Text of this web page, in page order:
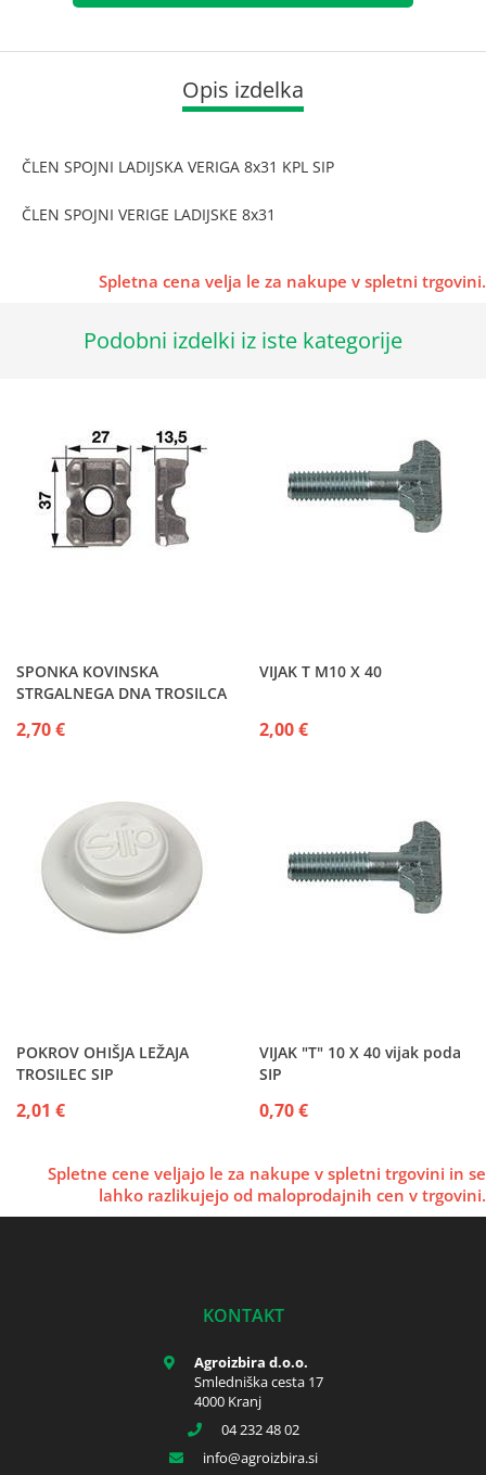
Opis izdelka
ČLEN SPOJNI LADIJSKA VERIGA 8x31 KPL SIP
ČLEN SPOJNI VERIGE LADIJSKE 8x31
Spletna cena velja le za nakupe v spletni trgovini.
Podobni izdelki iz iste kategorije
SPONKA KOVINSKA
STRGALNEGA DNA TROSILCA
2,70 €
VIJAK T M10 X 40
2,00 €
POKROV OHIŠJA LEŽAJA
TROSILEC SIP
2,01 €
VIJAK "T" 10 X 40 vijak poda
SIP
0,70 €
Spletne cene veljajo le za nakupe v spletni trgovini in se
lahko razlikujejo od maloprodajnih cen v trgovini.
KONTAKT
Agroizbira d.o.o.
Smledniška cesta 17
4000 Kranj
04 232 48 02
info
agroizbira.si